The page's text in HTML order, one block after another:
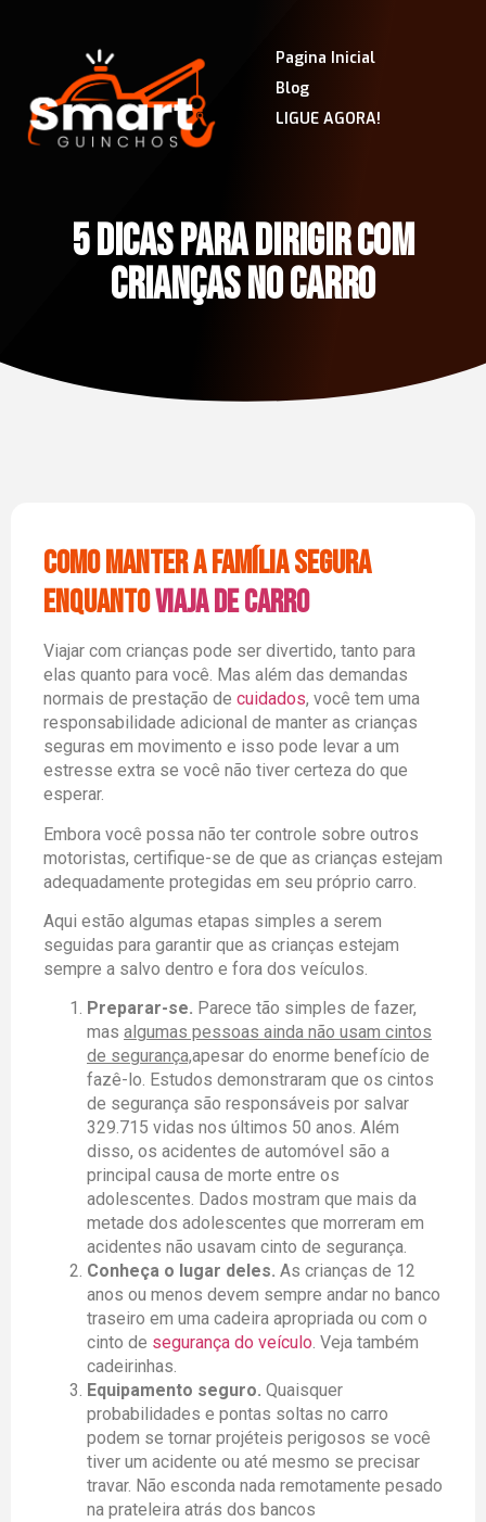
Pagina Inicial
Blog
LIGUE AGORA!
5 DICAS PARA DIRIGIR COM
CRIANÇAS NO CARRO
Como manter a família segura
enquantoviaja de carro
Viajar com crianças pode ser divertido, tanto para
elas quanto para você. Mas além das demandas
normais de prestação de cuidados, você tem uma
responsabilidade adicional de manter as crianças
seguras em movimento e isso pode levar a um
estresse extra se você não tiver certeza do que
esperar.
Embora você possa não ter controle sobre outros
motoristas, certifique-se de que as crianças estejam
adequadamente protegidas em seu próprio carro.
Aqui estão algumas etapas simples a serem
seguidas para garantir que as crianças estejam
sempre a salvo dentro e fora dos veículos.
Preparar-se. Parece tão simples de fazer,
mas algumas pessoas ainda não usam cintos
de segurança,apesar do enorme benefício de
fazê-lo. Estudos demonstraram que os cintos
de segurança são responsáveis ​​por salvar
329.715 vidas nos últimos 50 anos. Além
disso, os acidentes de automóvel são a
principal causa de morte entre os
adolescentes. Dados mostram que mais da
metade dos adolescentes que morreram em
acidentes não usavam cinto de segurança.
Conheça o lugar deles. As crianças de 12
anos ou menos devem sempre andar no banco
traseiro em uma cadeira apropriada ou com o
cinto de segurança do veículo. Veja também
cadeirinhas.
Equipamento seguro. Quaisquer
probabilidades e pontas soltas no carro
podem se tornar projéteis perigosos se você
tiver um acidente ou até mesmo se precisar
travar. Não esconda nada remotamente pesado
na prateleira atrás dos bancos